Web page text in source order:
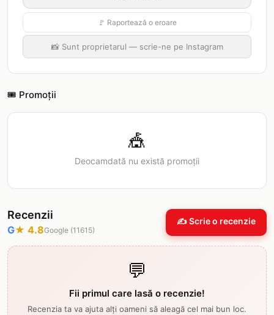
🚩 Raportează o eroare
📸 Sunt proprietarul — scrie-ne pe Instagram
🎟️ Promoții
🎪
Deocamdată nu există promoții
Recenzii
G★ 4.8Google (11615)
✍️ Scrie o recenzie
💬
Fii primul care lasă o recenzie!
Recenzia ta va ajuta alți oameni să aleagă cel mai bun loc.